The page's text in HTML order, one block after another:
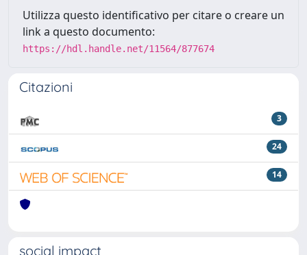
Utilizza questo identificativo per citare o creare un
link a questo documento:
https://hdl.handle.net/11564/877674
Citazioni
3
24
14
social impact